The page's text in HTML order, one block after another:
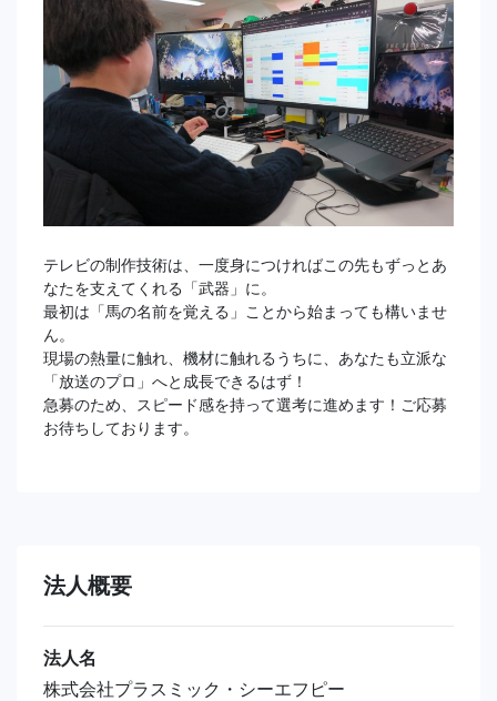
テレビの制作技術は、一度身につければこの先もずっとあ
なたを支えてくれる「武器」に。
最初は「馬の名前を覚える」ことから始まっても構いませ
ん。
現場の熱量に触れ、機材に触れるうちに、あなたも立派な
「放送のプロ」へと成長できるはず！
急募のため、スピード感を持って選考に進めます！ご応募
お待ちしております。
法人概要
法人名
株式会社プラスミック・シーエフピー